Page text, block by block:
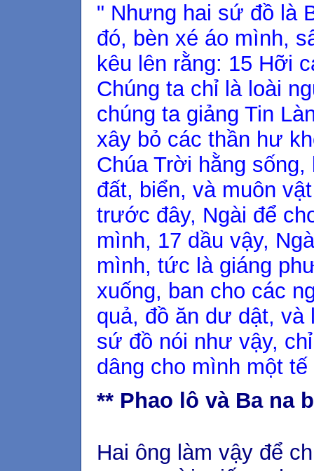
" Nhưng hai sứ đồ là
đó, bèn xé áo mình,
kêu lên rằng: 15 Hỡi
Chúng ta chỉ là loài
chúng ta giảng Tin
xây bỏ các thần hư
Chúa Trời hằng
đất, biển, và muôn
trước đây, Ngài để
mình, 17 dầu vậy,
mình, tức là giáng
xuống, ban cho các
quả, đồ ăn dư dật, và
sứ đồ nói như vậy,
dâng cho mình một tế
** Phao lô và Ba na
Hai ông làm vậy để